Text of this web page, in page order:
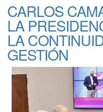
CARLOS
LA
LA
GESTIÓN